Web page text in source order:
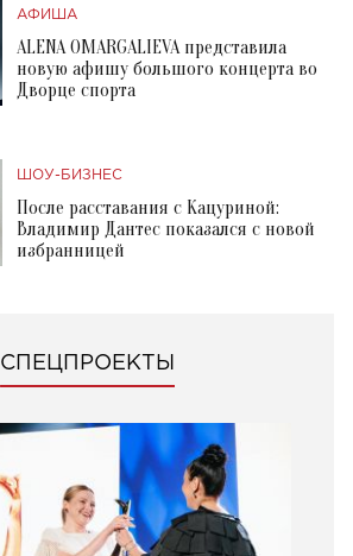
АФИША
ALENA OMARGALIEVA представила
новую афишу большого концерта во
Дворце спорта
ШОУ-БИЗНЕС
После расставания с Кацуриной:
Владимир Дантес показался с новой
избранницей
СПЕЦПРОЕКТЫ